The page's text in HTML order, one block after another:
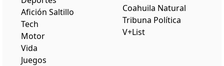
Afición Saltillo
Tech
Motor
Vida
Juegos
Coahuila Natural
Tribuna Política
V+List